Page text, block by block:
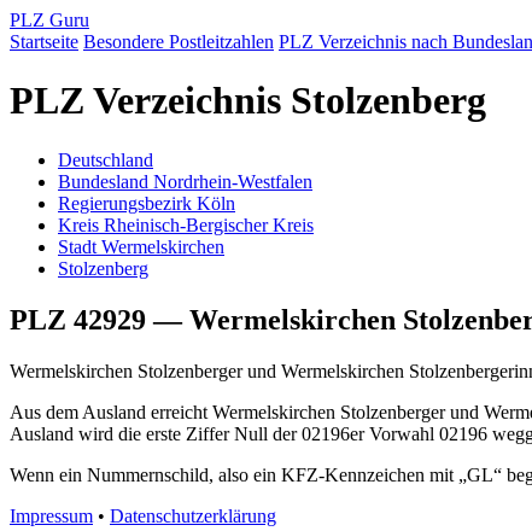
PLZ Guru
Startseite Besondere Postleitzahlen PLZ Verzeichnis nach
PLZ Verzeichnis Stolzenberg
Deutschland
Bundesland Nordrhein-Westfalen
Regierungsbezirk Köln
Kreis Rheinisch-Bergischer Kreis
Stadt Wermelskirchen
Stolzenberg
PLZ 42929 — Wermelskirchen
Wermelskirchen Stolzenberger und Wermelskirchen
Aus dem Ausland erreicht Wermelskirchen Stolzenberger und
Ausland wird die erste Ziffer Null der 02196er Vorwahl 02196
Wenn ein Nummernschild, also ein KFZ-Kennzeichen mit „GL“
Impressum • Datenschutzerklärung